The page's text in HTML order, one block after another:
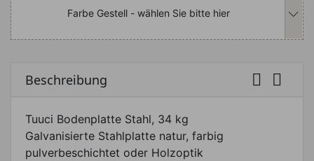
Farbe Gestell - wählen Sie bitte hier
Beschreibung  
Tuuci Bodenplatte Stahl, 34 kg
Galvanisierte Stahlplatte natur, farbig
pulverbeschichtet oder Holzoptik